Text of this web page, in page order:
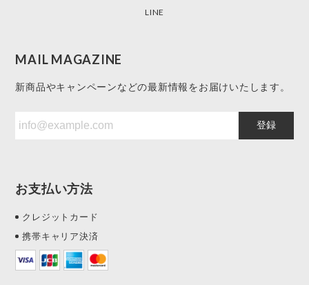
LINE
MAIL MAGAZINE
新商品やキャンペーンなどの最新情報をお届けいたします。
登録
お支払い方法
クレジットカード
携帯キャリア決済